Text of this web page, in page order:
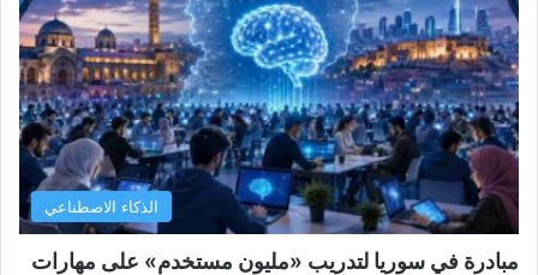
الذكاء الاصطناعي
مبادرة في سوريا لتدريب «مليون مستخدم» على مهارات